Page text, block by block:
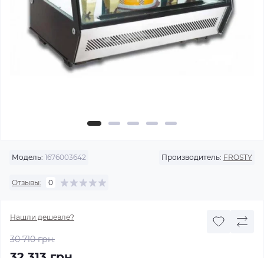
Модель: 1676003642 Производитель: FROSTY
Отзывы: 0
Нашли дешевле?
30 710 грн.